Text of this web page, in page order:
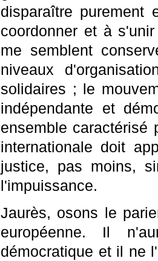
disparaître purement
coordonner et à
me semblent
niveaux
solidaires ; le
indépendante et
ensemble caractérisé
internationale doit
justice, pas moins,
l'impuissance.
Jaurès, osons le
européenne. Il
démocratique et il ne